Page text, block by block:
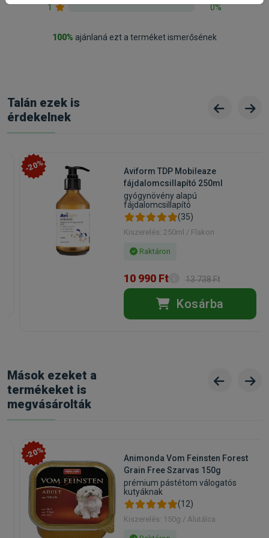
1
0%
100% ajánlaná ezt a terméket ismerősének
Talán ezek is
érdekelnek
-20%
Aviform TDP Mobileaze
fájdalomcsillapító 250ml
gyógynövény alapú
fájdalomcsillapító
(35)
Kiszerelés: 250ml / Flakon
Raktáron
10 990 Ft 13 738 Ft
Kosárba
Mások ezeket a
termékeket is
megvásárolták
-20%
Animonda Vom Feinsten Forest
Grain Free Szarvas 150g
prémium pástétom válogatós
kutyáknak
(12)
Kiszerelés: 150g / Alutálca